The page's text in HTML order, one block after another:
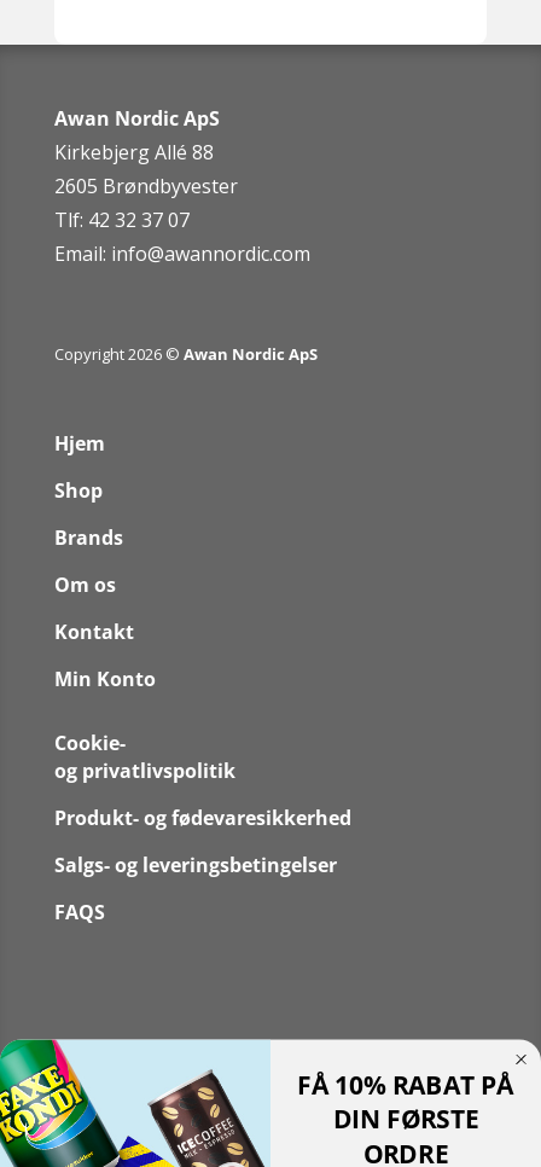
Awan Nordic ApS
Kirkebjerg Allé 88
2605 Brøndbyvester
Tlf: 42 32 37 07
Email: info@awannordic.com
Copyright 2026 © Awan Nordic ApS
Hjem
Shop
Brands
Om os
Kontakt
Min Konto
Cookie-
og privatlivspolitik
Produkt- og fødevaresikkerhed
Salgs- og leveringsbetingelser
FAQS
Translate »
Powered by
Translate
Shopping cart0
FÅ 10% RABAT PÅ
DIN FØRSTE
ORDRE